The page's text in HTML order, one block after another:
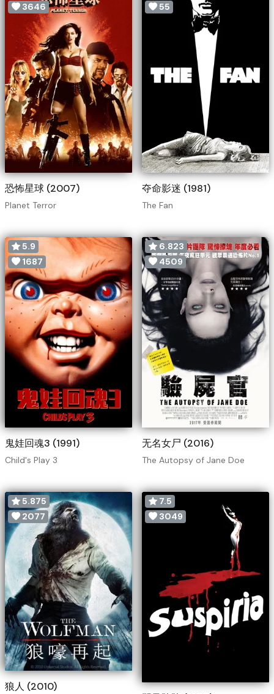
3646
恐怖星球 (2007)
Planet Terror
55
夺命影迷 (1981)
The Fan
5.9
1687
鬼娃回魂3 (1991)
Child's Play 3
6.823
4509
无名女尸 (2016)
The Autopsy of Jane Doe
5.875
2077
狼人 (2010)
7.5
3049